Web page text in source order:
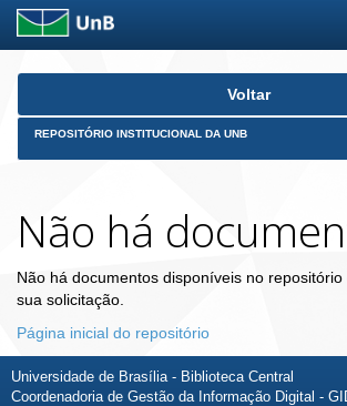
Skip
Voltar
REPOSITÓRIO INSTITUCIONAL DA UNB
Não há
Não há documentos disponíveis no
sua solicitação.
Página inicial do repositório
Universidade de Brasília - Biblioteca Central
Coordenadoria de Gestão da Informação Digital -